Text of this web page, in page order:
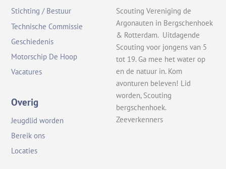
Stichting / Bestuur
Technische Commissie
Geschiedenis
Motorschip De Hoop
Vacatures
Overig
Jeugdlid worden
Bereik ons
Locaties
Scouting Vereniging de
Argonauten in Bergschenhoek
& Rotterdam. Uitdagende
Scouting voor jongens van 5
tot 19. Ga mee het water op
en de natuur in. Kom
avonturen beleven! Lid
worden, Scouting
bergschenhoek.
Zeeverkenners